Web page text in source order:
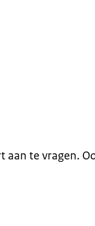
aan te vragen.